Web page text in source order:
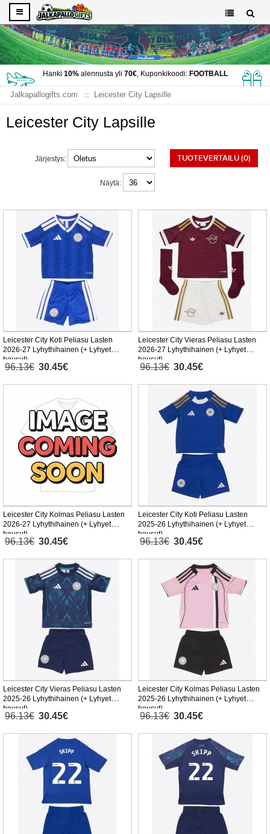
Hanki 10%alennusta yli 70€, Kuponkikoodi: FOOTBALL
Jalkapallogifts.com Leicester City Lapsille
Leicester City Lapsille
TUOTEVERTAILU (0)
Järjestys:
Näytä:
Leicester City Koti Peliasu Lasten
2026-27 Lyhythihainen (+ Lyhyet
housut)
96.13€ 30.45€
Leicester City Vieras Peliasu Lasten
2026-27 Lyhythihainen (+ Lyhyet
housut)
96.13€ 30.45€
Leicester City Kolmas Peliasu Lasten
2026-27 Lyhythihainen (+ Lyhyet
housut)
96.13€ 30.45€
Leicester City Koti Peliasu Lasten
2025-26 Lyhythihainen (+ Lyhyet
housut)
96.13€ 30.45€
Leicester City Vieras Peliasu Lasten
2025-26 Lyhythihainen (+ Lyhyet
housut)
96.13€ 30.45€
Leicester City Kolmas Peliasu Lasten
2025-26 Lyhythihainen (+ Lyhyet
housut)
96.13€ 30.45€